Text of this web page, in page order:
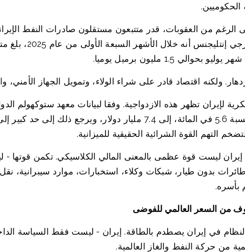
الحكوميين.
1.5 مليون برميل يوميا.
ولكنه اقتصاد قادر على شراء الولاء، وتمويل الجهاز
بالقيمة الحقيقية بنسبة 5.6 في المائة، إلى 7.4 مليار
التهم القوة الشرائية الحقيقية للميزانية.
ليست قوة عظمى بالمعنى المالي الكلاسيكي. تكمن قوتها -
بدون طيار، شبكات وكلاء، استخبارات، موارد سيبرانية،
بأسره.
من السعر العالمي للفوضى
النظام في إيران يصطدم بالطاقة. إيران - ليست فقط السياسة
من حركة النفط والغاز العالمية.